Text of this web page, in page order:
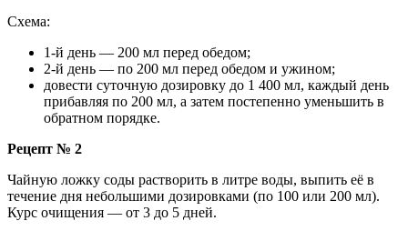
Схема:
1-й день — 200 мл перед обедом;
2-й день — по 200 мл перед обедом и ужином;
довести суточную дозировку до 1 400 мл, каждый день
прибавляя по 200 мл, а затем постепенно уменьшить в
обратном порядке.
Рецепт № 2
Чайную ложку соды растворить в литре воды, выпить её в
течение дня небольшими дозировками (по 100 или 200 мл).
Курс очищения — от 3 до 5 дней.